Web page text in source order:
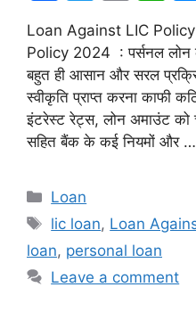
a
c
e
b
o
o
k
w
itt
er
m
ai
l
h
at
s
A
p
p
Loan Against LIC
Policy 2024 : पर्सनल
बहुत ही आसान और सरल
स्वीकृति प्राप्त करना काफी
इंटरेस्ट रेट्स, लोन अमाउंट को
सहित बैंक के कई नियमों और …
Categories
Loan
Tags
lic loan, Loan
loan, personal loan
Leave a comment